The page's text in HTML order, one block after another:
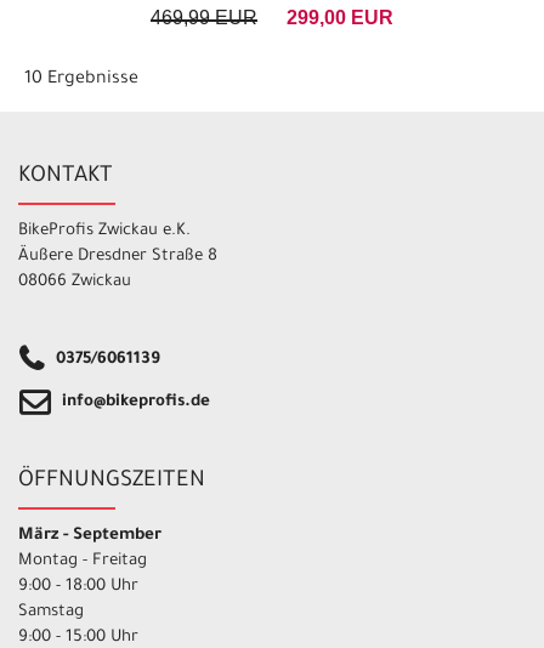
469,99 EUR 299,00 EUR
10 Ergebnisse
KONTAKT
BikeProfis Zwickau e.K.
Äußere Dresdner Straße 8
08066 Zwickau
0375/6061139
info@bikeprofis.de
ÖFFNUNGSZEITEN
März - September
Montag - Freitag
9:00 - 18:00 Uhr
Samstag
9:00 - 15:00 Uhr